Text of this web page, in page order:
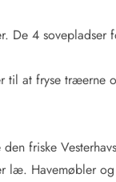
De 4
til at fryse træerne
friske
læ. Havemøbler